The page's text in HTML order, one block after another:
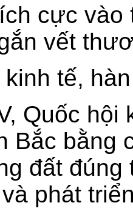
cực
vết
kinh tế,
Quốc hội
Bắc bằng
đất
phát